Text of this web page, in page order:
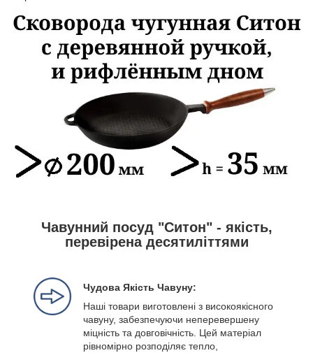
Чавунний посуд "Ситон" - якість,
перевірена десятиліттями
Чудова Якість Чавуну:
Наші товари виготовлені з високоякісного
чавуну, забезпечуючи неперевершену
міцність та довговічність. Цей матеріал
рівномірно розподіляє тепло,